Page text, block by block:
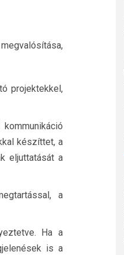
projektekkel,
készíttet, a
eljuttatását a
a
Ha a
is a